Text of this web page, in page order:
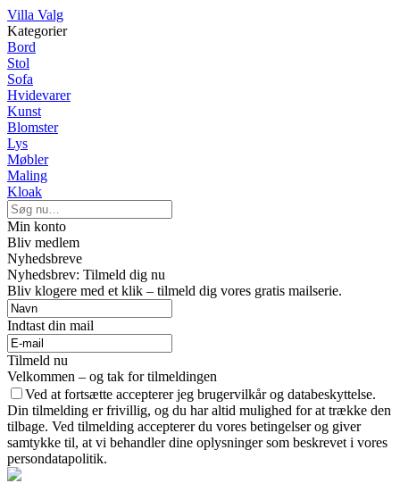
Villa Valg
Kategorier
Bord
Stol
Sofa
Hvidevarer
Kunst
Blomster
Lys
Møbler
Maling
Kloak
Min konto
Bliv medlem
Nyhedsbreve
Nyhedsbrev: Tilmeld dig nu
Bliv klogere med et klik – tilmeld dig vores gratis mailserie.
Indtast din mail
Tilmeld nu
Velkommen – og tak for tilmeldingen
Ved at fortsætte accepterer jeg brugervilkår og databeskyttelse.
Din tilmelding er frivillig, og du har altid mulighed for at trække den
tilbage. Ved tilmelding accepterer du vores betingelser og giver
samtykke til, at vi behandler dine oplysninger som beskrevet i vores
persondatapolitik.